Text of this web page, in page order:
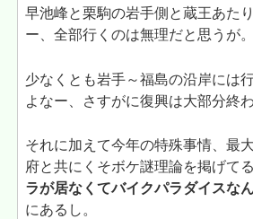
早池峰と栗駒の岩手側と蔵王あた
ー、全部行くのは無理だと思うが。
少なくとも岩手～福島の沿岸には
よなー、さすがに復興は大部分終
それに加えて今年の特殊事情、最
府と共にくそボケ謎理論を掲げてる
ラが居なくてバイクパラダイスな
にあるし。